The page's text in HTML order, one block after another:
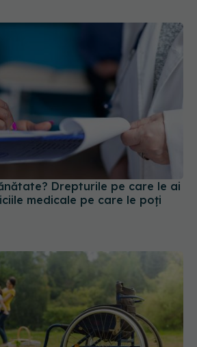
Drepturile pe care le ai
medicale pe care le poți